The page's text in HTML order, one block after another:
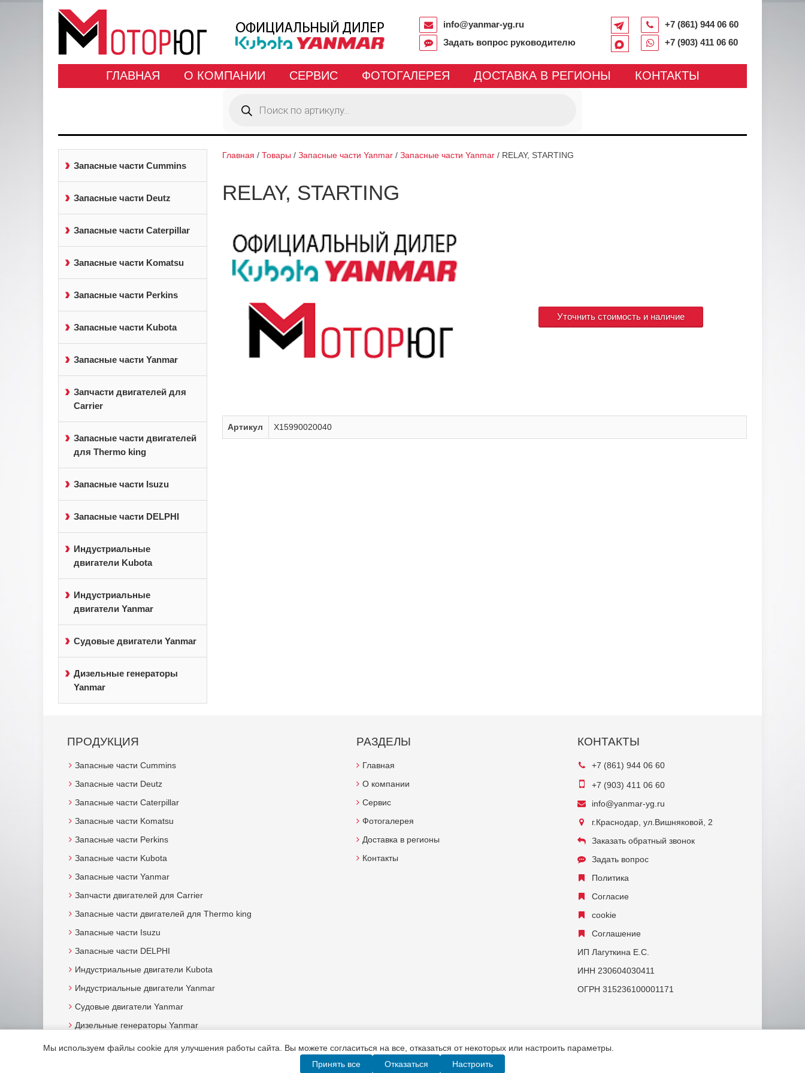
+7 (861) 944 06 60
+7 (903) 411 06 60
info@yanmar-yg.ru
Задать вопрос руководителю
ГЛАВНАЯ О КОМПАНИИ СЕРВИС ФОТОГАЛЕРЕЯ ДОСТАВКА В РЕГИОНЫ КОНТАКТЫ
товаров
Запасные части Cummins
Запасные части Deutz
Запасные части Caterpillar
Запасные части Komatsu
Запасные части Perkins
Запасные части Kubota
Запасные части Yanmar
Запчасти двигателей для
Carrier
Запасные части двигателей
для Thermo king
Запасные части Isuzu
Запасные части DELPHI
Индустриальные
двигатели Kubota
Индустриальные
двигатели Yanmar
Судовые двигатели Yanmar
Дизельные генераторы
Yanmar
Главная / Товары / Запасные части Yanmar/ Запасные части Yanmar/ RELAY, STARTING
RELAY, STARTING
Уточнить стоимость и наличие
Артикул X15990020040
ПРОДУКЦИЯ
Запасные части Cummins
Запасные части Deutz
Запасные части Caterpillar
Запасные части Komatsu
Запасные части Perkins
Запасные части Kubota
Запасные части Yanmar
Запчасти двигателей для Carrier
Запасные части двигателей для Thermo king
Запасные части Isuzu
Запасные части DELPHI
Индустриальные двигатели Kubota
Индустриальные двигатели Yanmar
Судовые двигатели Yanmar
Дизельные генераторы Yanmar
РАЗДЕЛЫ
Главная
О компании
Сервис
Фотогалерея
Доставка в регионы
Контакты
КОНТАКТЫ
+7 (861) 944 06 60
+7 (903) 411 06 60
info@yanmar-yg.ru
г.Краснодар, ул.Вишняковой, 2
Заказать обратный звонок
Задать вопрос
Политика
Согласие
cookie
Соглашение
ИП Лагуткина Е.С.
ИНН 230604030411
ОГРН 315236100001171
Мы используем файлы cookie для улучшения работы сайта. Вы можете согласиться на все, отказаться от некоторых или настроить параметры.
Принять все
Отказаться Настроить